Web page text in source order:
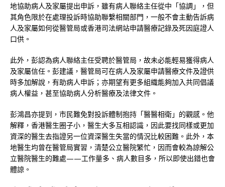
地協助病人及家屬提出申訴，雖有病人聯絡主任從中「協調」，但
其角色限於在處理投訴時協助聯繫相關部門，一般不會主動告訴病
人及家屬如何從醫管局或香港司法網站申請醫療記錄及死因庭證人
口供。
此外，彭認為病人聯絡主任受聘於醫管局，故未必能輕易獲得病人
及家屬信任。彭建議，醫管局可在病人及家屬申請醫療文件及證供
時多加解說，有助病人申訴；亦期望有更多組織能夠加入共同倡議
病人權益，甚至協助病人分析醫療及法律文件。
彭鴻昌亦提到，市民難免對投訴體制抱持「醫醫相衛」的觀感。他
解釋，香港醫生圈子小，醫生大多互相認識，因此要找同樣或更加
資深的醫生去指證另一位資深醫生失當的情況比較困難。此外，本
地醫生均曾在醫管局實習，清楚公立醫院繁忙，因而會較為諒解公
立醫院醫生的難處——工作量多、病人數目多，所以即使出錯也會
體諒。